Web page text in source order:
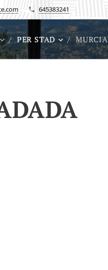
645383241
PER STAD MURCIA